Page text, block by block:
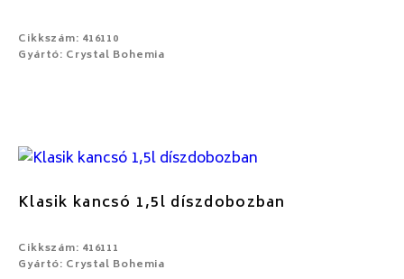
Cikkszám: 416110
Gyártó: Crystal Bohemia
Klasik kancsó 1,5l díszdobozban
Cikkszám: 416111
Gyártó: Crystal Bohemia